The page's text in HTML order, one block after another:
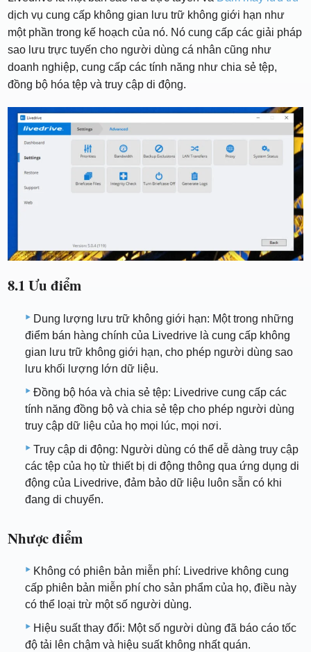
dịch vụ cung cấp không gian lưu trữ không giới hạn như
một phần trong kế hoạch của nó. Nó cung cấp các giải pháp
sao lưu trực tuyến cho người dùng cá nhân cũng như
doanh nghiệp, cung cấp các tính năng như chia sẻ tệp,
đồng bộ hóa tệp và truy cập di động.
8.1 Ưu điểm
Dung lượng lưu trữ không giới hạn: Một trong những
điểm bán hàng chính của Livedrive là cung cấp không
gian lưu trữ không giới hạn, cho phép người dùng sao
lưu khối lượng lớn dữ liệu.
Đồng bộ hóa và chia sẻ tệp: Livedrive cung cấp các
tính năng đồng bộ và chia sẻ tệp cho phép người dùng
truy cập dữ liệu của họ mọi lúc, mọi nơi.
Truy cập di động: Người dùng có thể dễ dàng truy cập
các tệp của họ từ thiết bị di động thông qua ứng dụng di
động của Livedrive, đảm bảo dữ liệu luôn sẵn có khi
đang di chuyển.
Nhược điểm
Không có phiên bản miễn phí: Livedrive không cung
cấp phiên bản miễn phí cho sản phẩm của họ, điều này
có thể loại trừ một số người dùng.
Hiệu suất thay đổi: Một số người dùng đã báo cáo tốc
độ tải lên chậm và hiệu suất không nhất quán.